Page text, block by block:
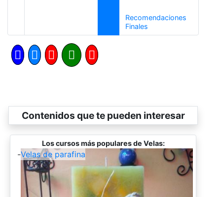
Recomendaciones
FinalesSiguiente
Contenidos que te pueden interesar
Los cursos más populares de Velas:
-Velas de parafina